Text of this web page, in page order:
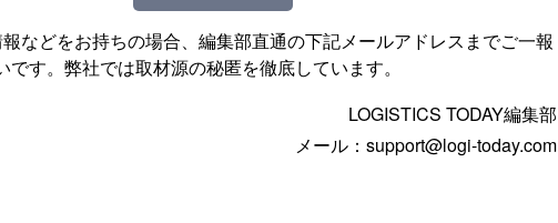
などをお持ちの場合、編集部直通の下記メールアドレスまでご一報
です。弊社では取材源の秘匿を徹底しています。
LOGISTICS TODAY編集部
メール：support@logi-today.com